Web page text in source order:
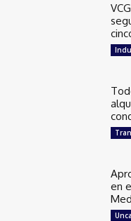
en